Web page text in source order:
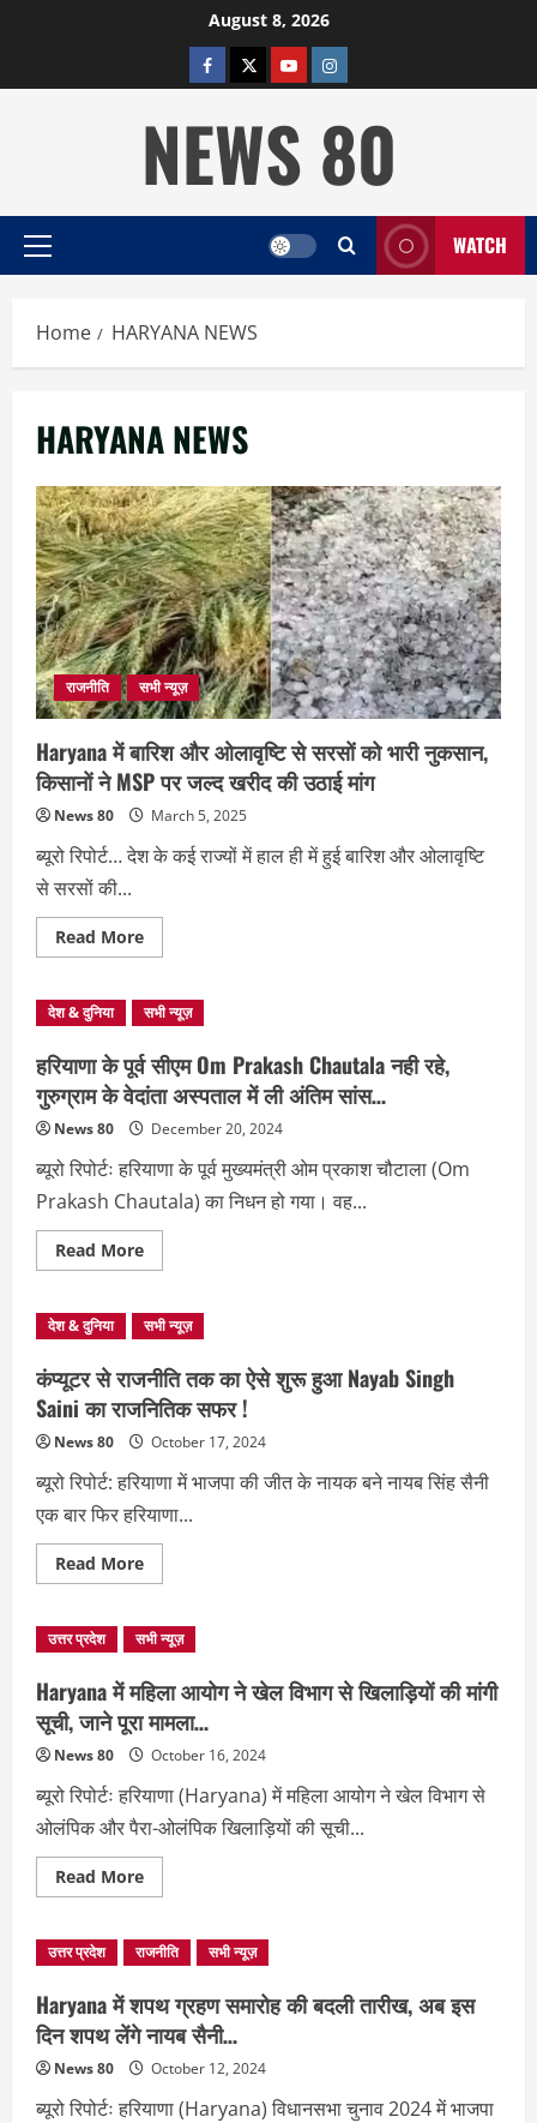
August 8, 2026
facebooktwitterYOUTUBE
instagram
NEWS 80
Primary
WATCH
Home HARYANA NEWS
HARYANA NEWS
राजनीति सभी न्यूज़
Haryana में बारिश और ओलावृष्टि से सरसों को भारी नुकसान,
किसानों ने MSP पर जल्द खरीद की उठाई मांग
News 80 March 5, 2025
ब्यूरो रिपोर्ट… देश के कई राज्यों में हाल ही में हुई बारिश और ओलावृष्टि
से सरसों की...
Read MoreRead
more
में
बारिश
ओलावृष्टि
से
सरसों
को
भारी
नुकसान,
किसानों
ने
पर
खरीद
की
उठाई
देश & दुनिया सभी न्यूज़
हरियाणा के पूर्व सीएम Om Prakash Chautala नही रहे,
गुरुग्राम के वेदांता अस्पताल में ली अंतिम सांस…
News 80 December 20, 2024
ब्यूरो रिपोर्टः हरियाणा के पूर्व मुख्यमंत्री ओम प्रकाश चौटाला (Om
Prakash Chautala) का निधन हो गया। वह...
Read MoreRead
more
के
पूर्व
Om
Prakash
Chautala
नही
रहे,
गुरुग्राम
वेदांता
में
अंतिम
सांस…
देश & दुनिया सभी न्यूज़
कंप्यूटर से राजनीति तक का ऐसे शुरू हुआ Nayab Singh
Saini का राजनितिक सफर !
News 80 October 17, 2024
ब्यूरो रिपोर्ट: हरियाणा में भाजपा की जीत के नायक बने नायब सिंह सैनी
एक बार फिर हरियाणा...
Read MoreRead
more
से
राजनीति
का
ऐसे
शुरू
हुआ
Nayab
Singh
का
राजनितिक
सफर
उत्तर प्रदेश सभी न्यूज़
Haryana में महिला आयोग ने खेल विभाग से खिलाड़ियों की मांगी
सूची, जाने पूरा मामला…
News 80 October 16, 2024
ब्यूरो रिपोर्टः हरियाणा (Haryana) में महिला आयोग ने खेल विभाग से
ओलंपिक और पैरा-ओलंपिक खिलाड़ियों की सूची...
Read MoreRead
more
में
महिला
खेल
विभाग
से
खिलाड़ियों
की
सूची,
उत्तर प्रदेश राजनीति सभी न्यूज़
Haryana में शपथ ग्रहण समारोह की बदली तारीख, अब इस
दिन शपथ लेंगे नायब सैनी…
News 80 October 12, 2024
ब्यूरो रिपोर्टः हरियाणा (Haryana) विधानसभा चुनाव 2024 में भाजपा